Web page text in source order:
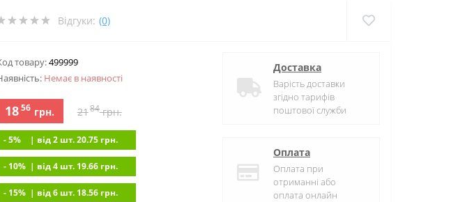
Відгуки: (0)
товару:499999
Немає в наявностi
1856 грн. 2184грн.
- 5% | вiд 2 шт. 20.75 грн.
- 10% | вiд 4 шт. 19.66 грн.
- 15% | вiд 6 шт. 18.56 грн.
Доставка
Варість доставки
згідно тарифів
поштової служби
Оплата
Оплата при
отриманні або
оплата онлайн